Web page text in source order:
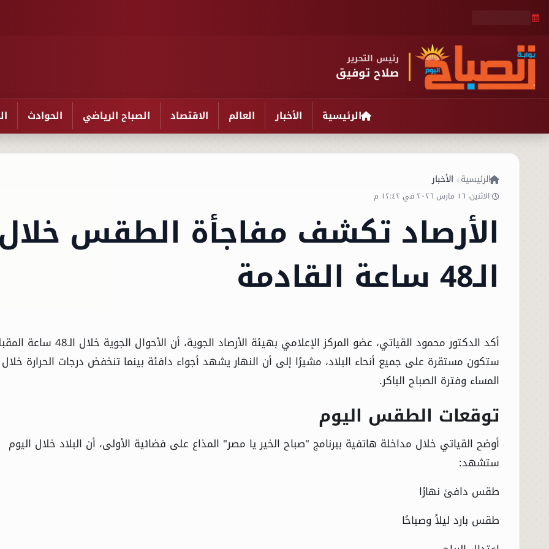
رئيس التحرير
صلاح توفيق
الرئيسية الأخبار العالم الاقتصاد الصباح الرياضي الحوادث
الرئيسية الأخبار
الاثنين، ١٦ مارس ٢٠٢٦ في ١٢:٤٢ م
الأرصاد تكشف مفاجأة الطقس خلال
الـ48 ساعة القادمة
أكد الدكتور محمود القياتي، عضو المركز الإعلامي بهيئة الأرصاد الجوية، أن الأحوال الجوية
ستكون مستقرة على جميع أنحاء البلاد، مشيرًا إلى أن النهار يشهد أجواء دافئة بينما تنخفض درجات الحرارة خلال
المساء وفترة الصباح الباكر.
توقعات الطقس اليوم
أوضح القياتي خلال مداخلة هاتفية ببرنامج "صباح الخير يا مصر" المذاع على فضائية الأولى، أن البلاد خلال اليوم
ستشهد:
طقس دافئ نهارًا
طقس بارد ليلاً وصباحًا